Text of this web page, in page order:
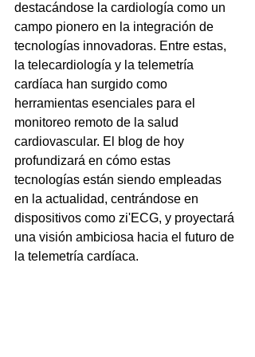
destacándose la cardiología como un
campo pionero en la integración de
tecnologías innovadoras. Entre estas,
la telecardiología y la telemetría
cardíaca han surgido como
herramientas esenciales para el
monitoreo remoto de la salud
cardiovascular. El blog de hoy
profundizará en cómo estas
tecnologías están siendo empleadas
en la actualidad, centrándose en
dispositivos como zi'ECG, y proyectará
una visión ambiciosa hacia el futuro de
la telemetría cardíaca.